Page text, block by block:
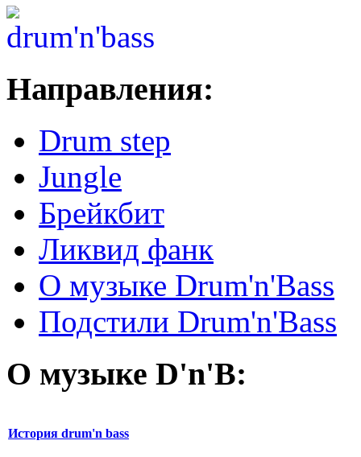
Направления:
Drum step
Jungle
Брейкбит
Ликвид фанк
О музыке Drum'n'Bass
Подстили Drum'n'Bass
О музыке D'n'B:
История drum'n bass